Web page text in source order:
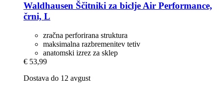
Waldhausen Ščitniki za biclje Air Performance,
črni, L
zračna perforirana struktura
maksimalna razbremenitev tetiv
anatomski izrez za sklep
€ 53,99
Dostava do 12 avgust